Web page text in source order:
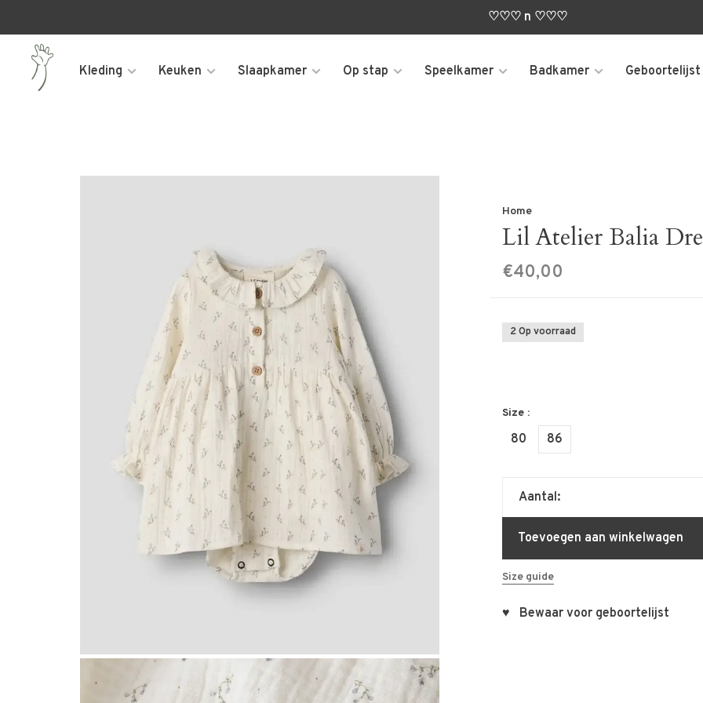
♡♡♡ n ♡♡♡
Kleding Keuken Slaapkamer Op stap Speelkamer Badkamer Geboortelijst
Home
Lil Atelier Balia
€40,00
2 Op voorraad
Size :
80 86
Aantal:
Toevoegen aan winkelwagen
Size guide
♥ Bewaar voor geboortelijst